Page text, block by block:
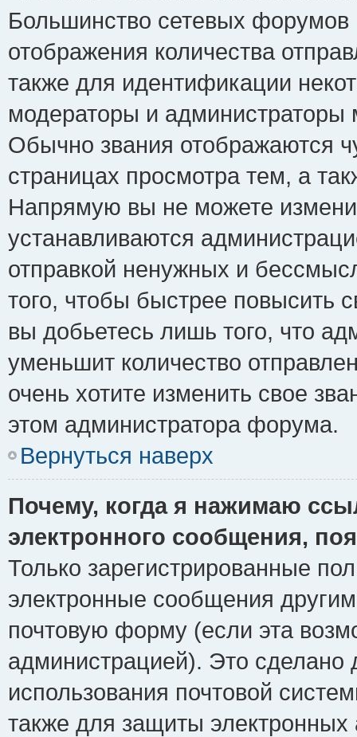
Большинство сетевых форумов
отображения количества
также для идентификации
модераторы и администраторы
Обычно звания отображаются
страницах просмотра тем, а
Напрямую вы не можете
устанавливаются
отправкой ненужных и
того, чтобы быстрее повысить
вы добьетесь лишь того, что
уменьшит количество
очень хотите изменить свое
этом администратора форума.
Вернуться наверх
Почему, когда я нажимаю
электронного сообщения,
Только зарегистрированные
электронные сообщения
почтовую форму (если эта
администрацией). Это сделано
использования почтовой
также для защиты электронных